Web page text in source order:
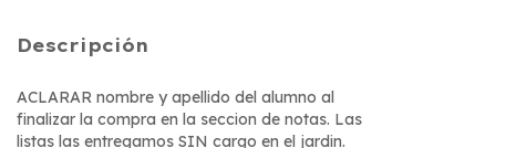
Descripción
ACLARAR nombre y apellido del alumno al
finalizar la compra en la seccion de notas. Las
listas las entregamos SIN cargo en el jardin.